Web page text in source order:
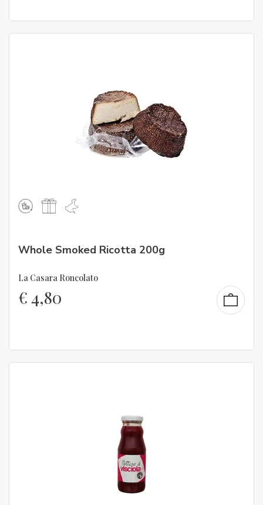
Whole Smoked Ricotta 200g
La Casara Roncolato
€4,80